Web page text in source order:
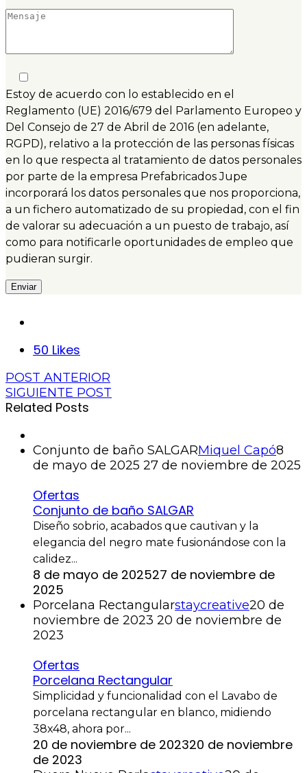
Estoy de acuerdo con lo establecido en el
Reglamento (UE) 2016/679 del Parlamento Europeo y
Del Consejo de 27 de Abril de 2016 (en adelante,
RGPD), relativo a la protección de las personas físicas
en lo que respecta al tratamiento de datos personales
por parte de la empresa Prefabricados Jupe
incorporará los datos personales que nos proporciona,
a un fichero automatizado de su propiedad, con el fin
de valorar su adecuación a un puesto de trabajo, así
como para notificarle oportunidades de empleo que
pudieran surgir.
50 Likes
POST ANTERIOR
SIGUIENTE POST
Related Posts
Conjunto de baño SALGARMiquel Capó8
de mayo de 2025 27 de noviembre de 2025
Ofertas
Conjunto de baño SALGAR
Diseño sobrio, acabados que cautivan y la
elegancia del negro mate fusionándose con la
calidez...
8 de mayo de 202527 de noviembre de
2025
Porcelana Rectangularstaycreative20 de
noviembre de 2023 20 de noviembre de
2023
Ofertas
Porcelana Rectangular
Simplicidad y funcionalidad con el Lavabo de
porcelana rectangular en blanco, midiendo
38x48, ahora por...
20 de noviembre de 202320 de noviembre
de 2023